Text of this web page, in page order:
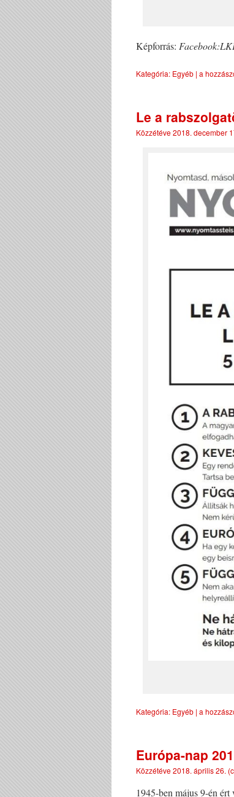
Képforrás:
Kategória: Egyéb | a
Le a
Közzétéve2018. december
Kategória: Egyéb | a
Európa-nap
Közzétéve2018. április 26.
1945-ben május 9-én